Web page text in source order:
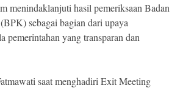
menindaklanjuti hasil pemeriksaan Badan
sebagai bagian dari upaya
pemerintahan yang transparan dan
saat menghadiri Exit Meeting